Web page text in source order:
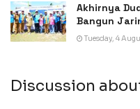
Akhirnya
Bangun
Tuesday, 4
Discussion